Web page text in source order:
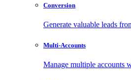
Conversion
Generate valuable leads
Multi-Accounts
Manage multiple accounts